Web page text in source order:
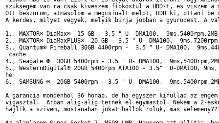
szuksegem van ra csak kiveszem fiokostul a HDD-t, es viszem a
Ott beszurom, atmasolom a megcsinalt melot, HDD ki, ottani be
A kerdes, milyet vegyek, melyik birja jobban a gyurodest. A
1., MAXTOR® DiaMax®  15 GB - 3.5 " U- DMA100,  9ms,5400rpm,2MB
2., MAXTOR® DiaMaxPLUS®  20 GB - 3.5 " U- DMA100,
3., Quantum® Fireball 30GB 4400rpm -  3.5 " U- DMA100,
cache
4., Seagate ®  30GB 5400rpm - 3.5 " U- DMA100,
5., WesternDigital® 20GB 5400rpm ATA100 - 3.5"  U-DMA100, 9ms,
he
6., SAMSUNG ®  20GB 5400rpm - 3.5 " U- DMA100,
A garancia mondenhol 36 honap, de ha egyszer kifullad az engem
vigasztal.  Arban alig-alig ternek el egymastol. Nekem a 2-
hajlik a szivem, mostanaban jokat hallok roluk, mas